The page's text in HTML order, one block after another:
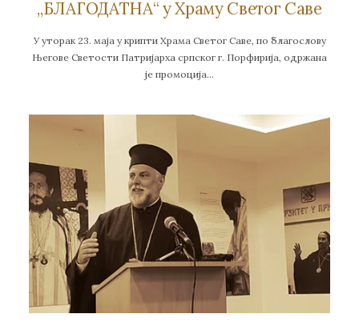
„БЛАГОДАТНА“ у Храму Светог Саве
У уторак 23. маја у крипти Храма Светог Саве, по благослову
Његове Светости Патријарха српског г. Порфирија, одржана
је промоција…